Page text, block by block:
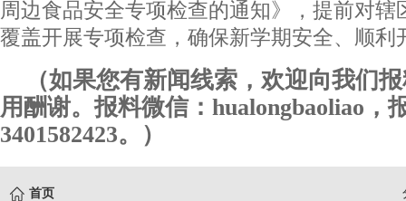
周边食品安全专项检查的通知》，提前对辖
覆盖开展专项检查，确保新学期安全、顺利
（如果您有新闻线索，欢迎向我们
用酬谢。报料微信：hualongbaoliao，
3401582423。）
首页